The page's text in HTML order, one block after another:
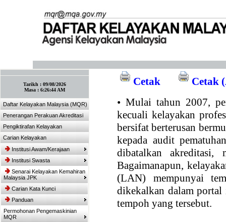
Tarikh : 09/08/2026
Masa : 6:26:44 AM
Daftar Kelayakan Malaysia (MQR)
Penerangan Perakuan Akreditasi
Pengiktirafan Kelayakan
Carian Kelayakan
Institusi Awam/Kerajaan
Institusi Swasta
Senarai Kelayakan Kemahiran
Malaysia JPK
Carian Kata Kunci
Panduan
Permohonan Pengemaskinian
MQR
Cetak
Cetak
• Mulai tahun 2007,
kecuali kelayakan
bersifat berterusan
kepada audit
dibatalkan akreditasi,
Bagaimanapun,
(LAN) mempunyai
dikekalkan dalam portal
tempoh yang tersebut.